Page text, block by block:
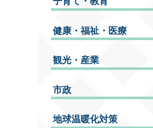
健康・福祉・医療
観光・産業
市政
地球温暖化対策